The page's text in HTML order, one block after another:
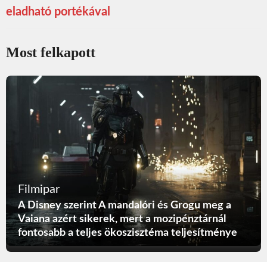
eladható portékával
Most felkapott
Filmipar
A Disney szerint A mandalóri és Grogu meg a
Vaiana azért sikerek, mert a mozipénztárnál
fontosabb a teljes ökoszisztéma teljesítménye